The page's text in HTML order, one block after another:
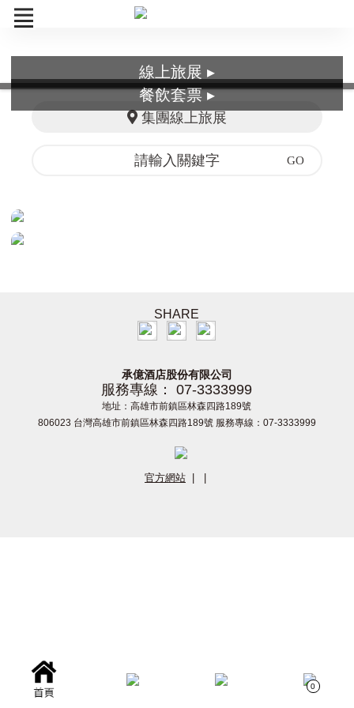
26TTE
集團線上旅展
線上旅展 ▸
餐飲套票 ▸
SHARE
承億酒店股份有限公司
服務專線： 07-3333999
地址：高雄市前鎮區林森四路189號
806023 台灣高雄市前鎮區林森四路189號 服務專線：07-3333999
官方網站
0